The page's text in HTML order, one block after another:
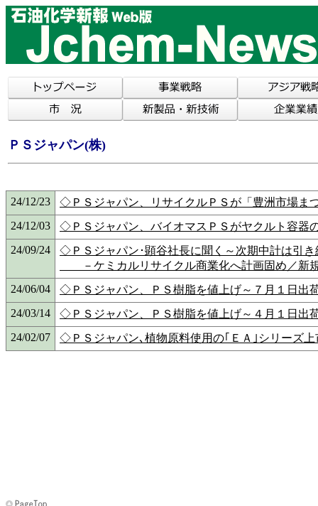
ＰＳジャパン(株)
24/12/23
◇ＰＳジャパン、リサイクルＰＳが「豊洲市場ま
24/12/03
◇ＰＳジャパン、バイオマスＰＳがヤクルト容器
24/09/24
◇ＰＳジャパン･顕谷社長に聞く～次期中計は引
－ケミカルリサイクル商業化へ計画固め／新
24/06/04
◇ＰＳジャパン、ＰＳ樹脂を値上げ～７月１日出
24/03/14
◇ＰＳジャパン、ＰＳ樹脂を値上げ～４月１日出
24/02/07
◇ＰＳジャパン､植物原料使用の｢ＥＡ｣シリーズ